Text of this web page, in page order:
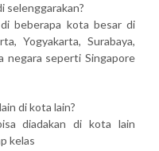
selenggarakan?
beberapa kota besar di
Yogyakarta, Surabaya,
negara seperti Singapore
di kota lain?
diadakan di kota lain
kelas